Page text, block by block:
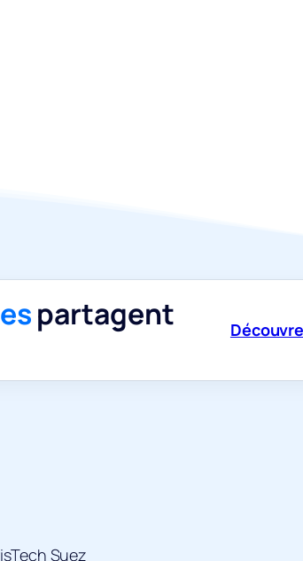
partagent
Suez